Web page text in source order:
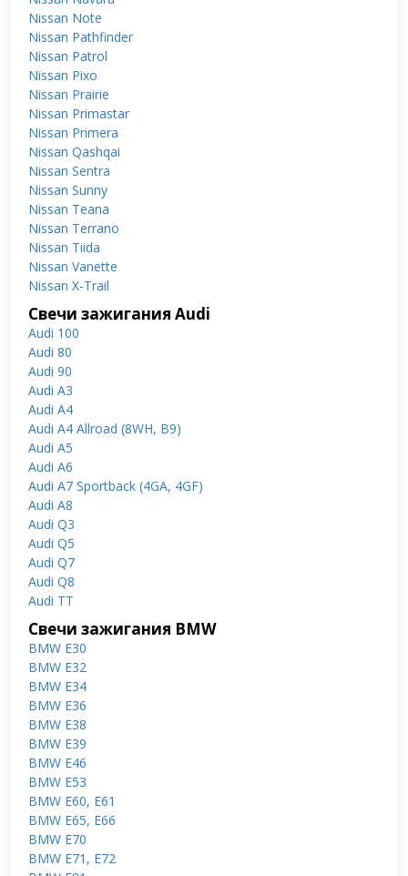
Nissan Note
Nissan Pathfinder
Nissan Patrol
Nissan Pixo
Nissan Prairie
Nissan Primastar
Nissan Primera
Nissan Qashqai
Nissan Sentra
Nissan Sunny
Nissan Teana
Nissan Terrano
Nissan Tiida
Nissan Vanette
Nissan X-Trail
Свечи зажигания Audi
Audi 100
Audi 80
Audi 90
Audi A3
Audi A4
Audi A4 Allroad (8WH, B9)
Audi A5
Audi A6
Audi A7 Sportback (4GA, 4GF)
Audi A8
Audi Q3
Audi Q5
Audi Q7
Audi Q8
Audi TT
Свечи зажигания BMW
BMW E30
BMW E32
BMW E34
BMW E36
BMW E38
BMW E39
BMW E46
BMW E53
BMW E60, E61
BMW E65, E66
BMW E70
BMW E71, E72